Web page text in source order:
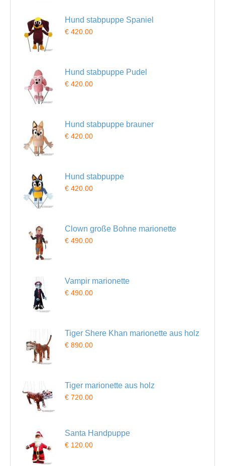
Hund stabpuppe Spaniel
€ 420.00
Hund stabpuppe Pudel
€ 420.00
Hund stabpuppe brauner
€ 420.00
Hund stabpuppe
€ 420.00
Clown große Bohne marionette
€ 490.00
Vampir marionette
€ 490.00
Tiger Shere Khan marionette aus holz
€ 890.00
Tiger marionette aus holz
€ 720.00
Santa Handpuppe
€ 120.00